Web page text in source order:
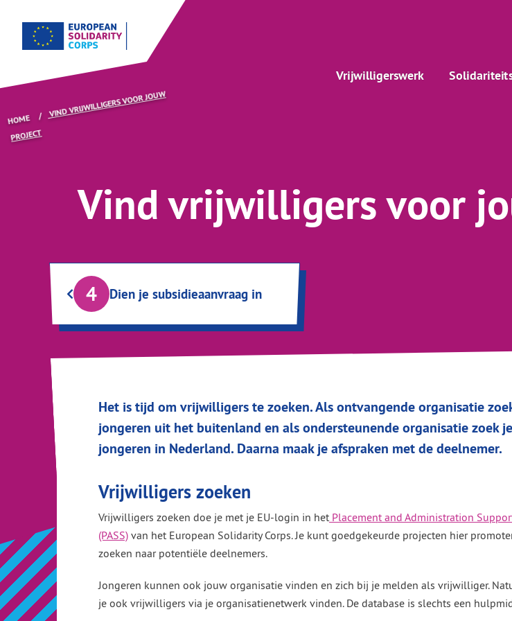
Vrijwilligerswerk
HOME VIND VRIJWILLIGERS VOOR JOUW
PROJECT
Vind vrijwilligers voor
4 Dien je subsidieaanvraag in
Het is tijd om vrijwilligers te zoeken. Als ontvangende organisatie
jongeren uit het buitenland en als ondersteunende organisatie zoek je
jongeren in Nederland. Daarna maak je afspraken met de deelnemer.
Vrijwilligers zoeken
Vrijwilligers zoeken doe je met je EU-login in het Placement and Administration
(PASS) van het European Solidarity Corps. Je kunt goedgekeurde projecten hier
zoeken naar potentiële deelnemers.
Jongeren kunnen ook jouw organisatie vinden en zich bij je melden als vrijwilliger.
je ook vrijwilligers via je organisatienetwerk vinden. De database is slechts een